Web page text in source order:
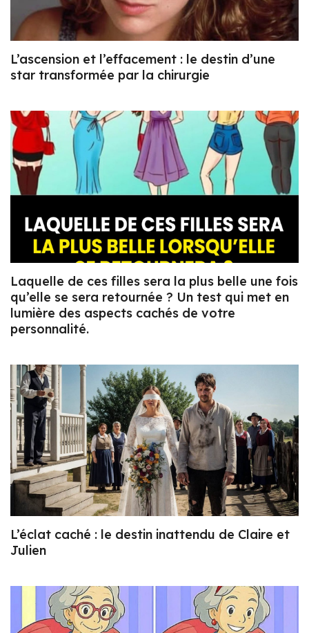
L’ascension et l’effacement : le destin d’une
star transformée par la chirurgie
Laquelle de ces filles sera la plus belle une fois
qu’elle se sera retournée ? Un test qui met en
lumière des aspects cachés de votre
personnalité.
L’éclat caché : le destin inattendu de Claire et
Julien